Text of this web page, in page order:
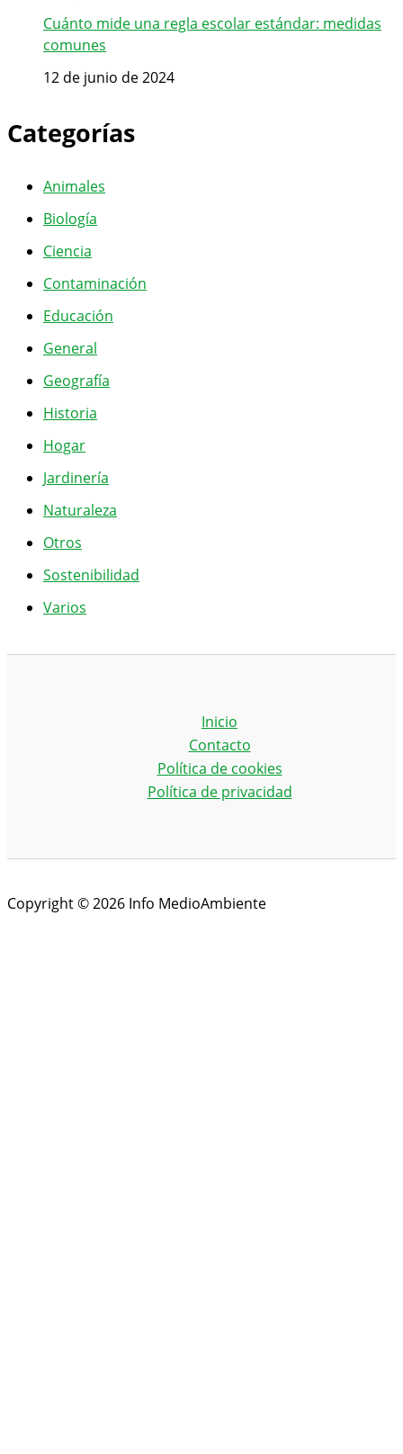
Cuánto mide una regla escolar estándar: medidas
comunes
12 de junio de 2024
Categorías
Animales
Biología
Ciencia
Contaminación
Educación
General
Geografía
Historia
Hogar
Jardinería
Naturaleza
Otros
Sostenibilidad
Varios
Inicio
Contacto
Política de cookies
Política de privacidad
Copyright © 2026 Info MedioAmbiente